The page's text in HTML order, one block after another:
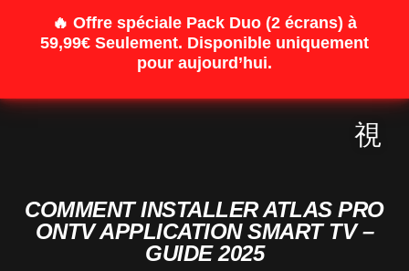
🔥 Offre spéciale Pack Duo (2 écrans) à
59,99€ Seulement. Disponible uniquement
pour aujourd’hui.
COMMENT INSTALLER ATLAS PRO
ONTV APPLICATION SMART TV –
GUIDE 2025